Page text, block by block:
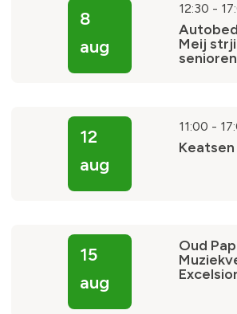
8
aug
12:30 -
Meij
senioren
12
aug
11:00 -
15
aug
Oud
Excelsior